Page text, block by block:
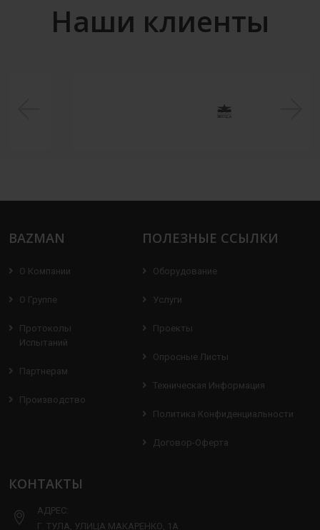
Наши клиенты
BAZMAN
О Компании
О Группе
Протоколы
Испытаний
Партнерам
Производство
ПОЛЕЗНЫЕ ССЫЛКИ
Оборудование
Услуги
Проекты
Опросные Листы
Техническая Информация
Политика Конфиденциальности
Договор-Оферта
КОНТАКТЫ
АДРЕС:
Г. ТУЛА, УЛИЦА МАКАРЕНКО, 1А